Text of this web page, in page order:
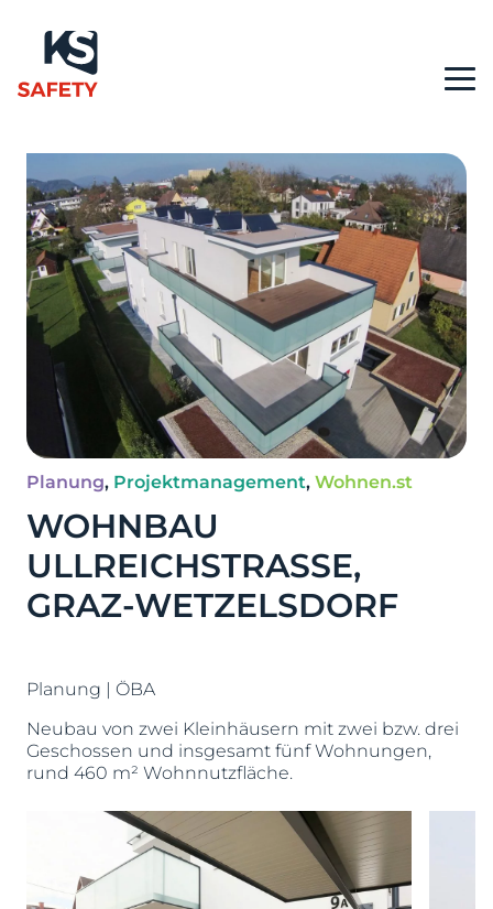
Planung, Projektmanagement, Wohnen.st
WOHNBAU
ULLREICHSTRASSE,
GRAZ-WETZELSDORF
Planung | ÖBA
Neubau von zwei Kleinhäusern mit zwei bzw. drei
Geschossen und insgesamt fünf Wohnungen,
rund 460 m² Wohnnutzfläche.